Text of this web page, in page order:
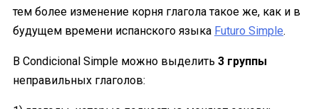
тем более изменение корня глагола такое же, как и в
будущем времени испанского языка Futuro Simple.
В Condicional Simple можно выделить 3 группы
неправильных глаголов: